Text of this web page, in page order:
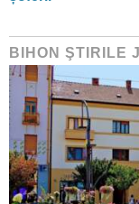
BIHON ŞTIRILE